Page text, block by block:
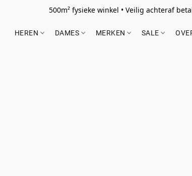
500m² fysieke winkel • Veilig achteraf
HEREN DAMES MERKEN SALE